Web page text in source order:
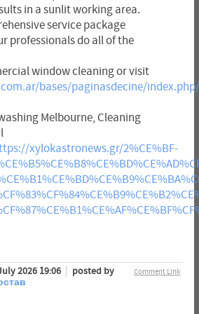
in a sunlit working area.
service package
professionals do all of the
window cleaning or visit
bases/paginasdecine/
Melbourne, Cleaning
xylokastronews.gr/2%CE%BF-
Comment Link
2026 19:06
posted by